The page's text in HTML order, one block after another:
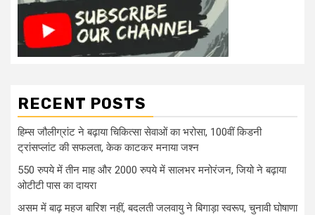
RECENT POSTS
हिम्स जौलीग्रांट ने बढ़ाया चिकित्सा सेवाओं का भरोसा, 100वीं किडनी
ट्रांसप्लांट की सफलता, केक काटकर मनाया जश्न
550 रुपये में तीन माह और 2000 रुपये में सालभर मनोरंजन, जियो ने बढ़ाया
ओटीटी पास का दायरा
असम में बाढ़ महज बारिश नहीं, बदलती जलवायु ने बिगाड़ा स्वरूप, चुनावी घोषाणा